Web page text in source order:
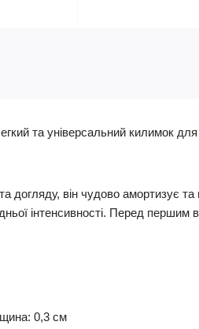
та універсальний килимок
догляду, він чудово амортизує
інтенсивності. Перед
0,3 см